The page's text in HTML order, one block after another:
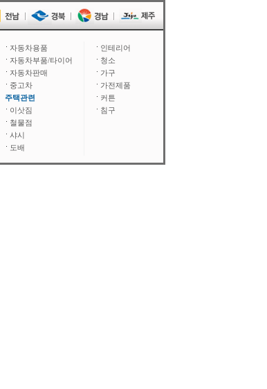
자동차용품
자동차부품/타이어
자동차판매
중고차
주택관련
이삿짐
철물점
샤시
도배
인테리어
청소
가구
가전제품
커튼
침구